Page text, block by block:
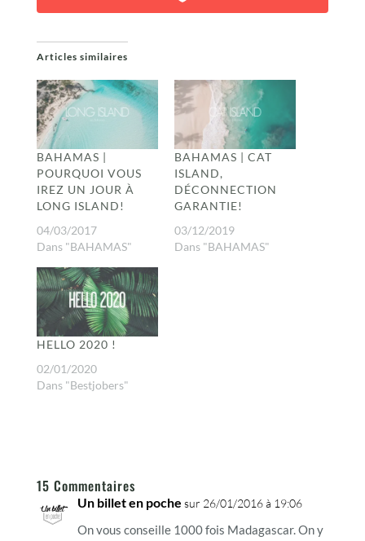
Articles similaires
BAHAMAS |
POURQUOI VOUS
IREZ UN JOUR À
LONG ISLAND!
04/03/2017
Dans "BAHAMAS"
BAHAMAS | CAT
ISLAND,
DÉCONNECTION
GARANTIE!
03/12/2019
Dans "BAHAMAS"
HELLO 2020 !
02/01/2020
Dans "Bestjobers"
15 Commentaires
Un billet en poche sur 26/01/2016 à 19:06
On vous conseille 1000 fois Madagascar. On y